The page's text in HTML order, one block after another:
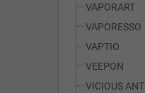
VAPORART
VAPORESSO
VAPTIO
VEEPON
VICIOUS ANT